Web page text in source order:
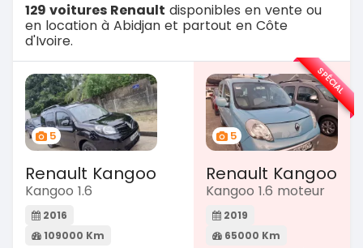
129 voitures Renault disponibles en vente ou
en location à Abidjan et partout en Côte
d'Ivoire.
5
Renault Kangoo
Kangoo 1.6
2016
109000 Km
5
Renault Kangoo
Kangoo 1.6 moteur
2019
65000 Km
SPÉCIAL